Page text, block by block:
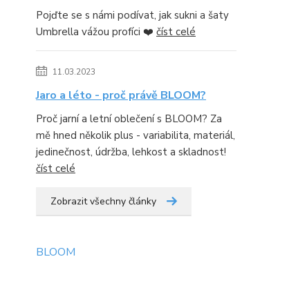
Pojďte se s námi podívat, jak sukni a šaty
Umbrella vážou profíci ❤️ číst celé
11.03.2023
Jaro a léto - proč právě BLOOM?
Proč jarní a letní oblečení s BLOOM? Za
mě hned několik plus - variabilita, materiál,
jedinečnost, údržba, lehkost a skladnost!
číst celé
Zobrazit všechny články
BLOOM